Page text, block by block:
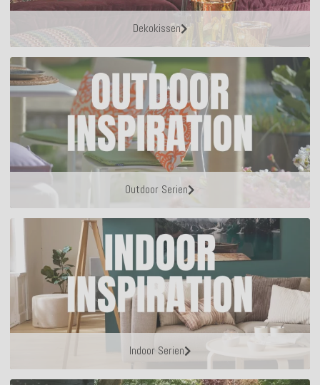
Dekokissen
Outdoor Serien
Indoor Serien